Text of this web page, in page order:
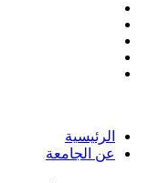
الرئيسية
عن الجامعة